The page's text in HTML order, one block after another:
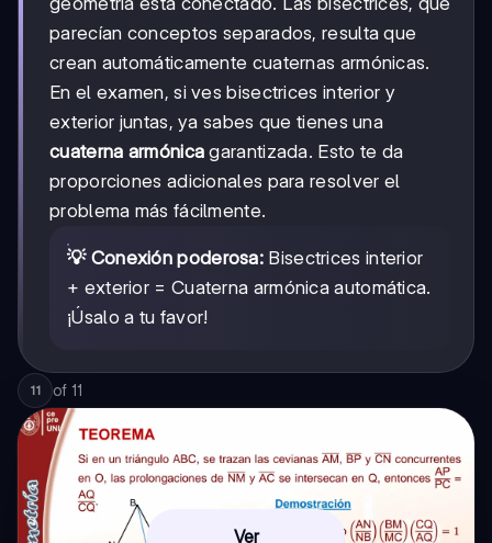
parecían conceptos separados, resulta que
crean automáticamente cuaternas armónicas.
En el examen, si ves bisectrices interior y
exterior juntas, ya sabes que tienes una
cuaterna armónica garantizada. Esto te da
proporciones adicionales para resolver el
problema más fácilmente.
💡 Conexión poderosa: Bisectrices interior
+ exterior = Cuaterna armónica automática.
¡Úsalo a tu favor!
11 of 11
Ver